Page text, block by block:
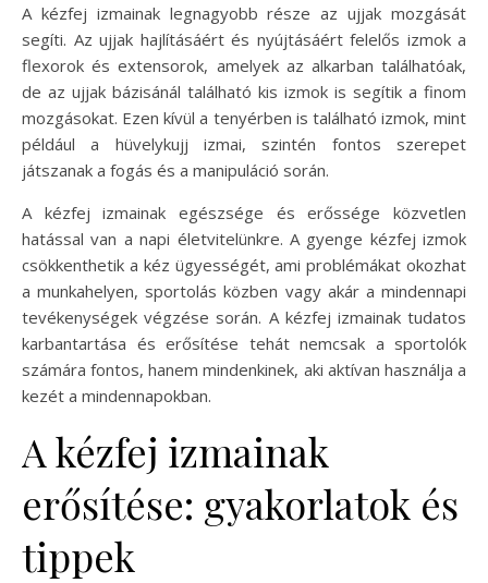
A kézfej izmainak legnagyobb része az ujjak mozgását
segíti. Az ujjak hajlításáért és nyújtásáért felelős izmok a
flexorok és extensorok, amelyek az alkarban találhatóak,
de az ujjak bázisánál található kis izmok is segítik a finom
mozgásokat. Ezen kívül a tenyérben is található izmok, mint
például a hüvelykujj izmai, szintén fontos szerepet
játszanak a fogás és a manipuláció során.
A kézfej izmainak egészsége és erőssége közvetlen
hatással van a napi életvitelünkre. A gyenge kézfej izmok
csökkenthetik a kéz ügyességét, ami problémákat okozhat
a munkahelyen, sportolás közben vagy akár a mindennapi
tevékenységek végzése során. A kézfej izmainak tudatos
karbantartása és erősítése tehát nemcsak a sportolók
számára fontos, hanem mindenkinek, aki aktívan használja a
kezét a mindennapokban.
A kézfej izmainak
erősítése: gyakorlatok és
tippek